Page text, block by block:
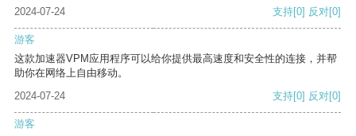
2024-07-24
支持[0] 反对[0]
游客
这款加速器VPM应用程序可以给你提供最高速度和安全性的连接，并帮
助你在网络上自由移动。
2024-07-24
支持[0] 反对[0]
游客